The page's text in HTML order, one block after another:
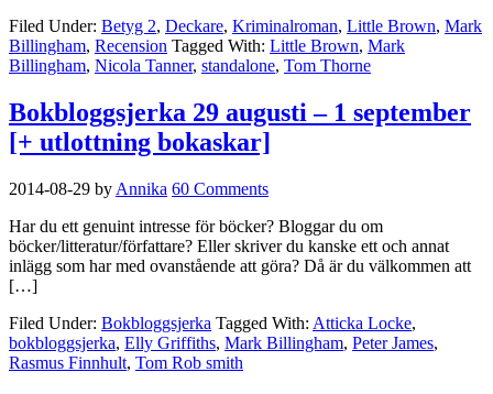
Filed Under: Betyg 2, Deckare, Kriminalroman, Little Brown, Mark
Billingham, Recension Tagged With: Little Brown, Mark
Billingham, Nicola Tanner, standalone, Tom Thorne
Bokbloggsjerka 29 augusti – 1 september
[+ utlottning bokaskar]
2014-08-29 by Annika 60 Comments
Har du ett genuint intresse för böcker? Bloggar du om
böcker/litteratur/författare? Eller skriver du kanske ett och annat
inlägg som har med ovanstående att göra? Då är du välkommen att
[…]
Filed Under: Bokbloggsjerka Tagged With: Atticka Locke,
bokbloggsjerka, Elly Griffiths, Mark Billingham, Peter James,
Rasmus Finnhult, Tom Rob smith